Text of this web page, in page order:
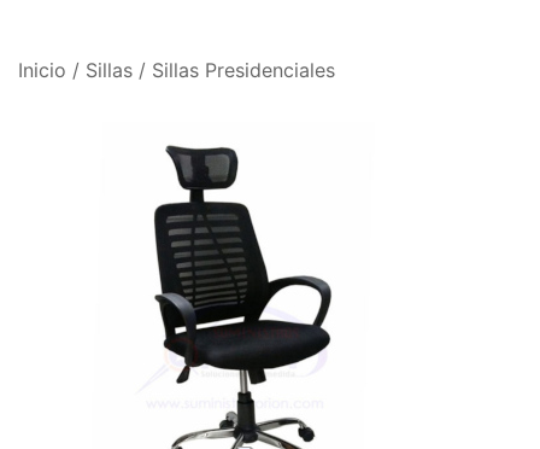
Inicio / Sillas / Sillas Presidenciales